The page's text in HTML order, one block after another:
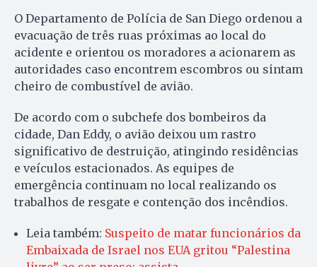
O Departamento de Polícia de San Diego ordenou a
evacuação de três ruas próximas ao local do
acidente e orientou os moradores a acionarem as
autoridades caso encontrem escombros ou sintam
cheiro de combustível de avião.
De acordo com o subchefe dos bombeiros da
cidade, Dan Eddy, o avião deixou um rastro
significativo de destruição, atingindo residências
e veículos estacionados. As equipes de
emergência continuam no local realizando os
trabalhos de resgate e contenção dos incêndios.
Leia também: Suspeito de matar funcionários da
Embaixada de Israel nos EUA gritou “Palestina